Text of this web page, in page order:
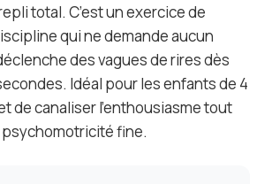
total. C’est un exercice de
qui ne demande aucun
des vagues de rires dès
Idéal pour les enfants de 4
de canaliser l’enthousiasme tout
psychomotricité fine.